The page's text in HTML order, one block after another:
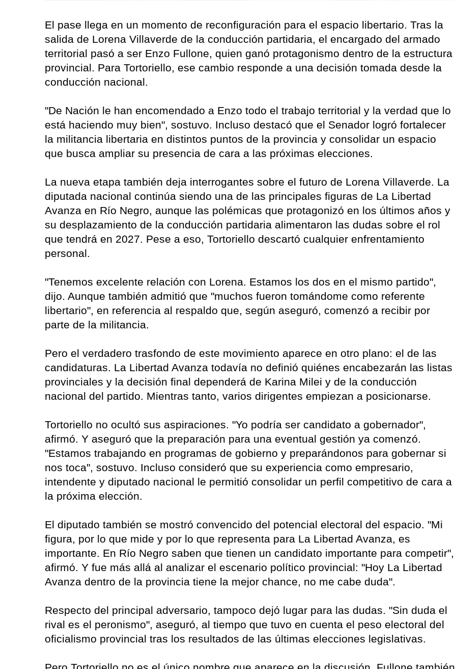
El pase llega en un momento de reconfiguración para el espacio libertario. Tras la
salida de Lorena Villaverde de la conducción partidaria, el encargado del armado
territorial pasó a ser Enzo Fullone, quien ganó protagonismo dentro de la estructura
provincial. Para Tortoriello, ese cambio responde a una decisión tomada desde la
conducción nacional.
"De Nación le han encomendado a Enzo todo el trabajo territorial y la verdad que lo
está haciendo muy bien", sostuvo. Incluso destacó que el Senador logró fortalecer
la militancia libertaria en distintos puntos de la provincia y consolidar un espacio
que busca ampliar su presencia de cara a las próximas elecciones.
La nueva etapa también deja interrogantes sobre el futuro de Lorena Villaverde. La
diputada nacional continúa siendo una de las principales figuras de La Libertad
Avanza en Río Negro, aunque las polémicas que protagonizó en los últimos años y
su desplazamiento de la conducción partidaria alimentaron las dudas sobre el rol
que tendrá en 2027. Pese a eso, Tortoriello descartó cualquier enfrentamiento
personal.
"Tenemos excelente relación con Lorena. Estamos los dos en el mismo partido",
dijo. Aunque también admitió que "muchos fueron tomándome como referente
libertario", en referencia al respaldo que, según aseguró, comenzó a recibir por
parte de la militancia.
Pero el verdadero trasfondo de este movimiento aparece en otro plano: el de las
candidaturas. La Libertad Avanza todavía no definió quiénes encabezarán las listas
provinciales y la decisión final dependerá de Karina Milei y de la conducción
nacional del partido. Mientras tanto, varios dirigentes empiezan a posicionarse.
Tortoriello no ocultó sus aspiraciones. "Yo podría ser candidato a gobernador",
afirmó. Y aseguró que la preparación para una eventual gestión ya comenzó.
"Estamos trabajando en programas de gobierno y preparándonos para gobernar si
nos toca", sostuvo. Incluso consideró que su experiencia como empresario,
intendente y diputado nacional le permitió consolidar un perfil competitivo de cara a
la próxima elección.
El diputado también se mostró convencido del potencial electoral del espacio. "Mi
figura, por lo que mide y por lo que representa para La Libertad Avanza, es
importante. En Río Negro saben que tienen un candidato importante para competir",
afirmó. Y fue más allá al analizar el escenario político provincial: "Hoy La Libertad
Avanza dentro de la provincia tiene la mejor chance, no me cabe duda".
Respecto del principal adversario, tampoco dejó lugar para las dudas. "Sin duda el
rival es el peronismo", aseguró, al tiempo que tuvo en cuenta el peso electoral del
oficialismo provincial tras los resultados de las últimas elecciones legislativas.